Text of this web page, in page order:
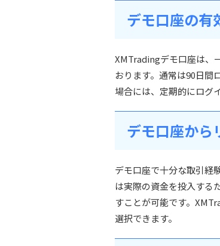
デモ口座の有
XMTradingデモ口座は、
おります。通常は90日間
場合には、定期的にログ
デモ口座から
デモ口座で十分な取引経
は実際の資金を投入する
すことが可能です。
選択できます。